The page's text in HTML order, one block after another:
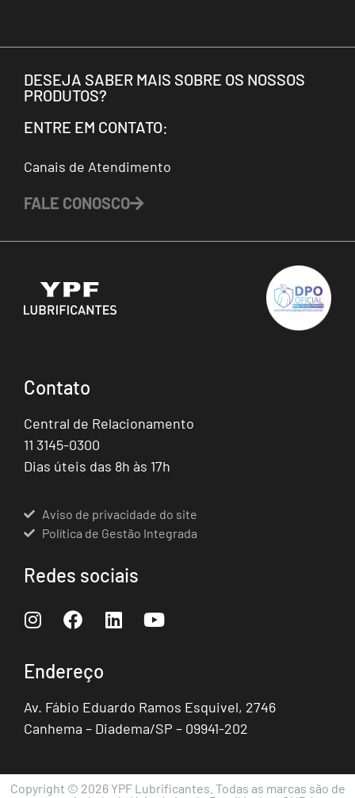
DESEJA SABER MAIS SOBRE OS NOSSOS
PRODUTOS?
ENTRE EM CONTATO:
Canais de Atendimento
FALE CONOSCO
Contato
Central de Relacionamento
11 3145-0300
Dias úteis das 8h às 17h
Aviso de privacidade do site
Política de Gestão Integrada
Redes sociais
Endereço
Av. Fábio Eduardo Ramos Esquivel, 2746
Canhema – Diadema/SP – 09941-202
Copyright © 2026 YPF Lubrificantes. Todas as marcas são de